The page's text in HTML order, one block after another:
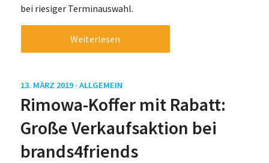
bei riesiger Terminauswahl.
Weiterlesen
13. MÄRZ 2019 · ALLGEMEIN
Rimowa-Koffer mit Rabatt:
Große Verkaufsaktion bei
brands4friends